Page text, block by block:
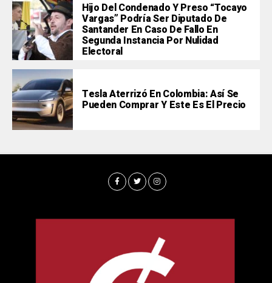
Hijo Del Condenado Y Preso “Tocayo
Vargas” Podría Ser Diputado De
Santander En Caso De Fallo En
Segunda Instancia Por Nulidad
Electoral
Tesla Aterrizó En Colombia: Así Se
Pueden Comprar Y Este Es El Precio